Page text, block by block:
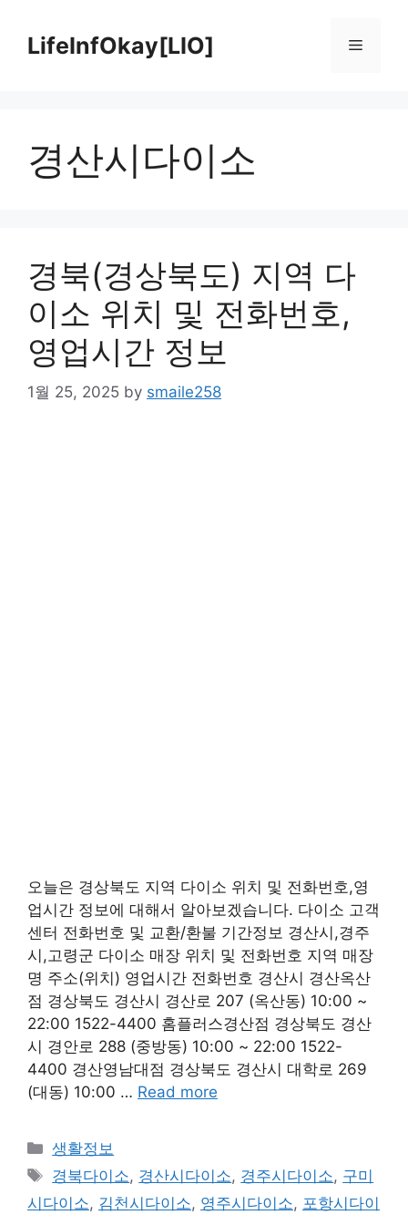
contentLifeInfOkay[LIO] Menu
경산시다이소
경북(경상북도) 지역 다
이소 위치 및 전화번호,
영업시간 정보
1월 25, 2025 by smaile258
오늘은 경상북도 지역 다이소 위치 및 전화번호,영
업시간 정보에 대해서 알아보겠습니다. 다이소 고객
센터 전화번호 및 교환/환불 기간정보 경산시,경주
시,고령군 다이소 매장 위치 및 전화번호 지역 매장
명 주소(위치) 영업시간 전화번호 경산시 경산옥산
점 경상북도 경산시 경산로 207 (옥산동) 10:00 ~
22:00 1522-4400 홈플러스경산점 경상북도 경산
시 경안로 288 (중방동) 10:00 ~ 22:00 1522-
4400 경산영남대점 경상북도 경산시 대학로 269
(대동) 10:00 … Read more
Categories
생활정보
Tags
경북다이소, 경산시다이소, 경주시다이소, 구미
시다이소, 김천시다이소, 영주시다이소, 포항시다이